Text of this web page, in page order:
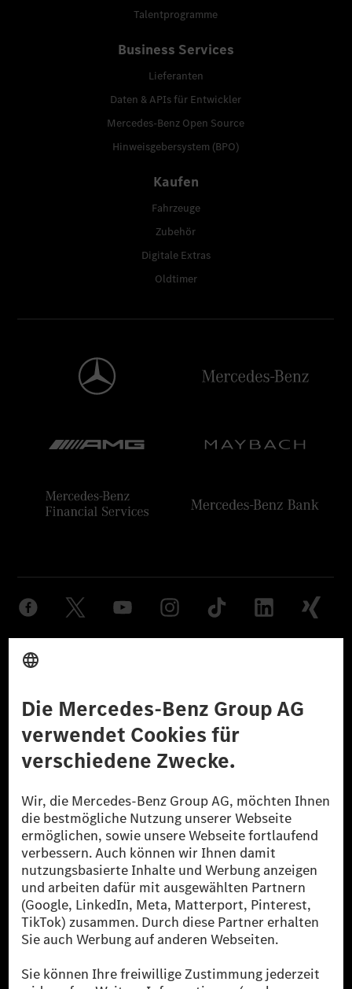
Talentprogramme
Business Services
Lieferanten
Daten & APIs für Entwickler
Mercedes-Benz Open Source
Hinweisgebersystem (BPO)
Kaufen
Fahrzeuge
Zubehör
Digitale Extras
Oldtimer
© 2026 Mercedes-Benz Group AG. Alle Rechte vorbehalten.
reduzierte CO₂-Emissionen bei der Mercedes-Benz Group durch
zertifizierte Ausgleichsprojekte kompensiert werden.
[2] Renewable Charging ist ein integraler Bestandteil von MB.CHARGE
Public in Europa, den USA, Kanada und China. Sofern an der jeweiligen
Ladestation noch kein Strom aus erneuerbaren Energien vorliegt,
verwendet Renewable Charging Grünstromzertifikate*. Diese stellen
sicher, dass für Ladevorgänge über MB.CHARGE Public eine äquivalente
Strommenge aus erneuerbaren Energien ins Stromnetz eingespeist wird.
Sie stammen ausschließlich aus Wind- und Solarkraftanlagen, die jünger
als sechs Jahre sind.
* Inkl. EKOenergy Ökolabel
* Die angegebenen Werte wurden nach dem vorgeschriebenen
Messverfahren WLTP (Worldwide harmonised Light vehicles Test